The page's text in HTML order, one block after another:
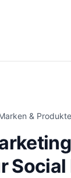
& Produkte
Social